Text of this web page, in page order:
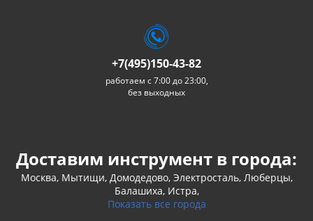
+7(495)150-43-82
работаем с 7:00 до 23:00,
без выходных
Доставим инструмент в города:
Москва, Мытищи, Домодедово, Электросталь, Люберцы,
Балашиха, Истра,
Показать все города